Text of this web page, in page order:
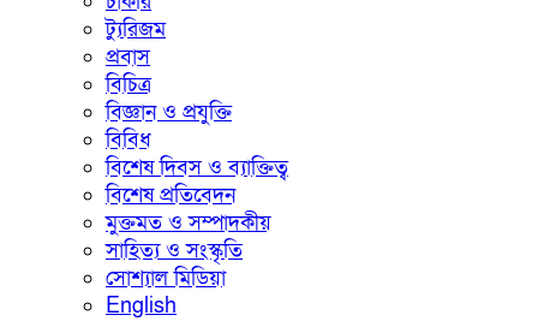
ট্যুরিজম
প্রবাস
বিচিত্র
বিজ্ঞান ও প্রযুক্তি
বিবিধ
বিশেষ দিবস ও ব্যাক্তিত্ব
বিশেষ প্রতিবেদন
মুক্তমত ও সম্পাদকীয়
সাহিত্য ও সংস্কৃতি
সোশ্যাল মিডিয়া
English